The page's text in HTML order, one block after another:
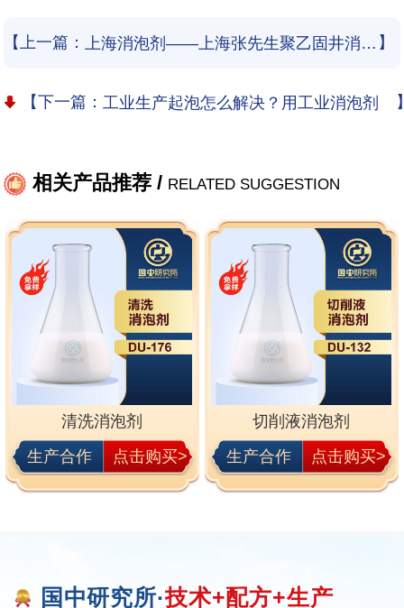
【上一篇： 上海消泡剂——上海张先生聚乙固井消泡剂使用和应用案例 】
【下一篇： 工业生产起泡怎么解决？用工业消泡剂
相关产品推荐 / RELATED SUGGESTION
清洗消泡剂
生产合作
点击购买>
切削液消泡剂
生产合作
点击购买>
国中研究所·技术+配方+生产